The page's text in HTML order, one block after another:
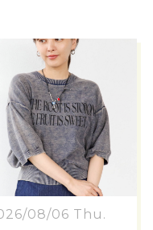
08/06 Thu.